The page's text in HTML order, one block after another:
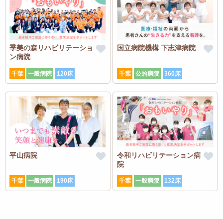
季美の森リハビリテーショ
ン病院
千葉 一般病院 120床
国立病院機構 下志津病院
千葉 公的病院 360床
平山病院
千葉 一般病院 190床
令和リハビリテーション病
院
千葉 一般病院 132床